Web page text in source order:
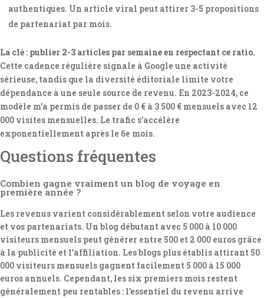
authentiques. Un article viral peut attirer 3-5 propositions
de partenariat par mois.
La clé : publier 2-3 articles par semaine en respectant ce ratio.
Cette cadence régulière signale à Google une activité
sérieuse, tandis que la diversité éditoriale limite votre
dépendance à une seule source de revenu. En 2023-2024, ce
modèle m’a permis de passer de 0 € à 3 500 € mensuels avec 12
000 visites mensuelles. Le trafic s’accélère
exponentiellement après le 6e mois.
Questions fréquentes
Combien gagne vraiment un blog de voyage en
première année ?
Les revenus varient considérablement selon votre audience
et vos partenariats. Un blog débutant avec 5 000 à 10 000
visiteurs mensuels peut générer entre 500 et 2 000 euros grâce
à la publicité et l’affiliation. Les blogs plus établis attirant 50
000 visiteurs mensuels gagnent facilement 5 000 à 15 000
euros annuels. Cependant, les six premiers mois restent
généralement peu rentables : l’essentiel du revenu arrive